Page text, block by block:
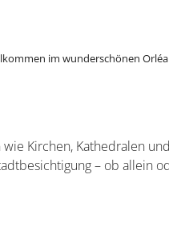
im wunderschönen
Kirchen, Kathedralen
– ob allein